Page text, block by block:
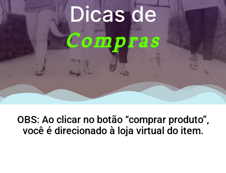
Dicas de
Compras
OBS: Ao clicar no botão “comprar produto”,
você é direcionado à loja virtual do item.